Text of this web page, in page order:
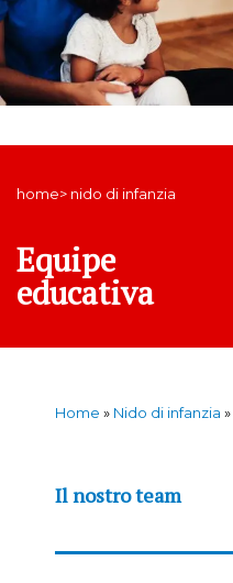
home> nido di infanzia
Equipe
educativa
Home » Nido di infanzia »
Il nostro team